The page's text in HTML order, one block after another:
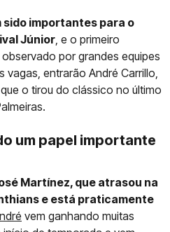
sido importantes para o
Júnior, e o primeiro
por grandes equipes
vagas, entrarão André Carrillo,
o tirou do clássico no último
um papel importante
Martínez, que atrasou na
e está praticamente
vem ganhando muitas